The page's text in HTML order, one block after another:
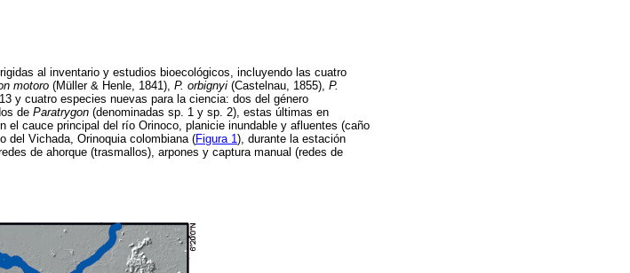
al inventario y estudios bioecológicos, incluyendo las cuatro
motoro (Müller & Henle, 1841), P. orbignyi (Castelnau, 1855), P.
y cuatro especies nuevas para la ciencia: dos del género
de Paratrygon (denominadas sp. 1 y sp. 2), estas últimas en
cauce principal del río Orinoco, planicie inundable y afluentes (caño
del Vichada, Orinoquia colombiana (Figura 1), durante la estación
de ahorque (trasmallos), arpones y captura manual (redes de